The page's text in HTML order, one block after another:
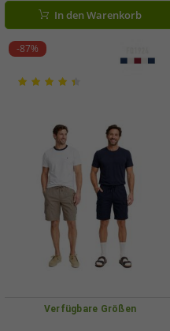
In den Warenkorb
-87%
Verfügbare Größen